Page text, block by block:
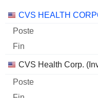
Sociétés Poste Fin
CVS HEALTH
CVS Health Corp.